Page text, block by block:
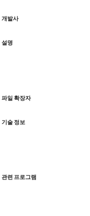
개발사
설명
파일 확장자
기술 정보
관련 프로그램